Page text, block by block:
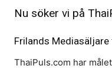
Nu söker vi på
Frilands
ThaiPuls.com har